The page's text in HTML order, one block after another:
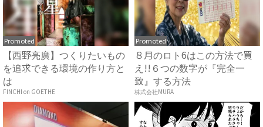
Promoted
【西野亮廣】つくりたいもの
を追求できる環境の作り方と
は
FINCHI on GOETHE
Promoted
８月のロト6はこの方法で買
え!!６つの数字が『完全一
致』する方法
株式会社MURA